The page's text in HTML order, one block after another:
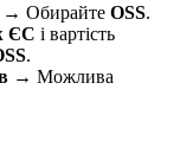
→ Обирайте OSS.
ЄС і вартість
.
→ Можлива